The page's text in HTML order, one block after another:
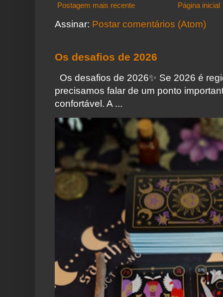
Postagem mais recente Página inicial
Assinar: Postar comentários (Atom)
Os desafios de 2026
Os desafios de 2026✨️ Se 2026 é
precisamos falar de um ponto
confortável. A ...